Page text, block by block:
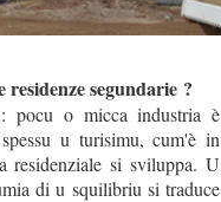
segundarie ?
pocu o micca industria è
u turisimu, cum'è in
si sviluppa. U
di u squilibriu si traduce